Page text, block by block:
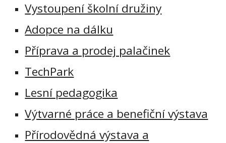
Vystoupení školní družiny
Adopce na dálku
Příprava a prodej palačinek
TechPark
Lesní pedagogika
Výtvarné práce a benefiční výstava
Přírodovědná výstava a